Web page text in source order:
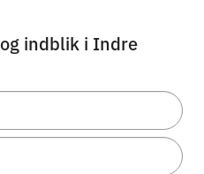
indblik i Indre